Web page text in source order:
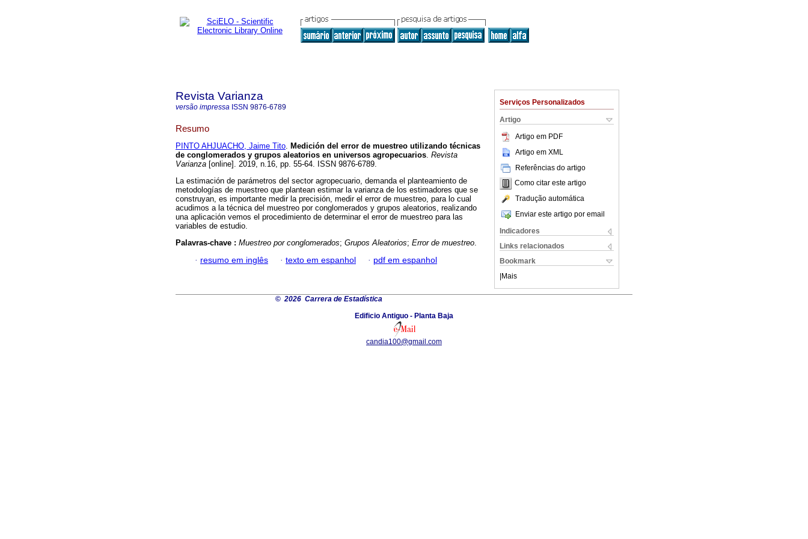
Serviços Personalizados
Artigo
Artigo em PDF
Artigo em XML
Referências do artigo
Como citar este artigo
Tradução automática
Enviar este artigo por email
Indicadores
Links relacionados
Bookmark
Mais
Revista Varianza
versão impressa ISSN 9876-6789
Resumo
PINTO AHJUACHO, Jaime Tito. Medición del error de muestreo utilizando técnicas
de conglomerados y grupos aleatorios en universos agropecuarios. Revista
Varianza [online]. 2019, n.16, pp. 55-64. ISSN 9876-6789.
La estimación de parámetros del sector agropecuario, demanda el planteamiento de
metodologías de muestreo que plantean estimar la varianza de los estimadores que se
construyan, es importante medir la precisión, medir el error de muestreo, para lo cual
acudimos a la técnica del muestreo por conglomerados y grupos aleatorios, realizando
una aplicación vemos el procedimiento de determinar el error de muestreo para las
variables de estudio.
Palavras-chave : Muestreo por conglomerados; Grupos Aleatorios; Error de muestreo.
· resumo em inglês · texto em espanhol · pdf em espanhol
©2026 Carrera de Estadística
Edificio Antiguo - Planta Baja
candia100@gmail.com